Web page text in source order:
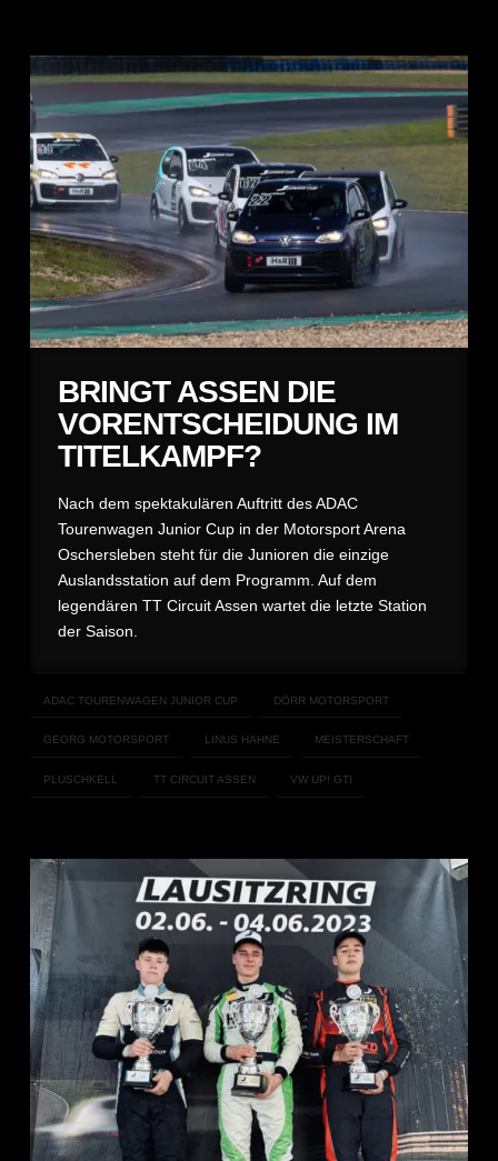
BRINGT ASSEN DIE
VORENTSCHEIDUNG IM
TITELKAMPF?
Nach dem spektakulären Auftritt des ADAC
Tourenwagen Junior Cup in der Motorsport Arena
Oschersleben steht für die Junioren die einzige
Auslandsstation auf dem Programm. Auf dem
legendären TT Circuit Assen wartet die letzte Station
der Saison.
ADAC TOURENWAGEN JUNIOR CUP DÖRR MOTORSPORT
GEORG MOTORSPORT LINUS HAHNE MEISTERSCHAFT
PLUSCHKELL TT CIRCUIT ASSEN VW UP! GTI